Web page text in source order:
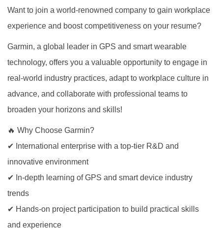
Want to join a world-renowned company to gain workplace
experience and boost competitiveness on your resume?
Garmin, a global leader in GPS and smart wearable
technology, offers you a valuable opportunity to engage in
real-world industry practices, adapt to workplace culture in
advance, and collaborate with professional teams to
broaden your horizons and skills!
🔥 Why Choose Garmin?
✔ International enterprise with a top-tier R&D and
innovative environment
✔ In-depth learning of GPS and smart device industry
trends
✔ Hands-on project participation to build practical skills
and experience